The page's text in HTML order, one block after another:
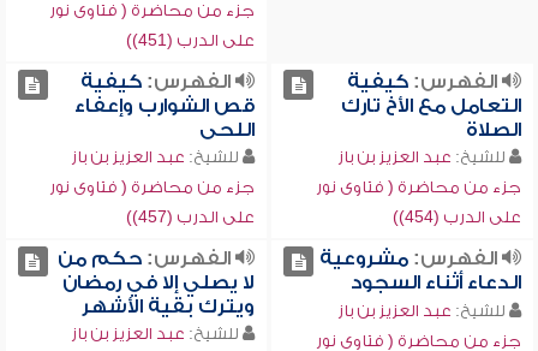
جزء من محاضرة ( فتاوى نور
على الدرب (451))
الفهرس:كيفية
التعامل مع الأخ تارك
الصلاة
للشيخ: عبد العزيز بن باز
جزء من محاضرة ( فتاوى نور
على الدرب (454))
الفهرس:كيفية
قص الشوارب وإعفاء
اللحى
للشيخ: عبد العزيز بن باز
جزء من محاضرة ( فتاوى نور
على الدرب (457))
الفهرس:مشروعية
الدعاء أثناء السجود
للشيخ: عبد العزيز بن باز
جزء من محاضرة ( فتاوى نور
الفهرس:حكم من
لا يصلي إلا في رمضان
ويترك بقية الأشهر
للشيخ: عبد العزيز بن باز